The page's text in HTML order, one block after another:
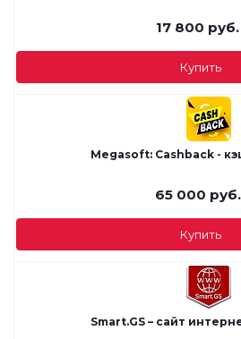
17 800 руб.
Купить
Megasoft: Cashback -
65 000 руб.
Купить
Smart.GS – сайт